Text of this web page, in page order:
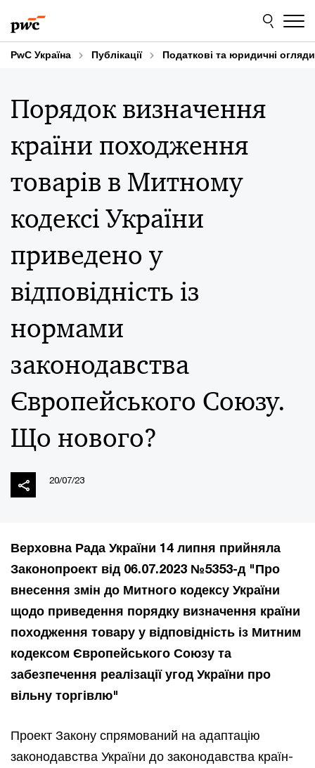
to
content
to
footer
PwC Україна Публікації Податкові та юридичні огляди
Порядок визначення
країни походження
товарів в Митному
кодексі України
приведено у
відповідність із
нормами
законодавства
Європейського Союзу.
Що нового?
20/07/23
Верховна Рада України 14 липня прийняла
Законопроект від 06.07.2023 №5353-д "Про
внесення змін до Митного кодексу України
щодо приведення порядку визначення країни
походження товару у відповідність із Митним
кодексом Європейського Союзу та
забезпечення реалізації угод України про
вільну торгівлю"
Проект Закону спрямований на адаптацію
законодавства України до законодавства країн-